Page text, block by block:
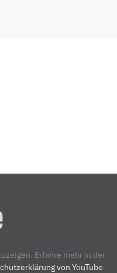
Erfahre mehr in der
von YouTube.